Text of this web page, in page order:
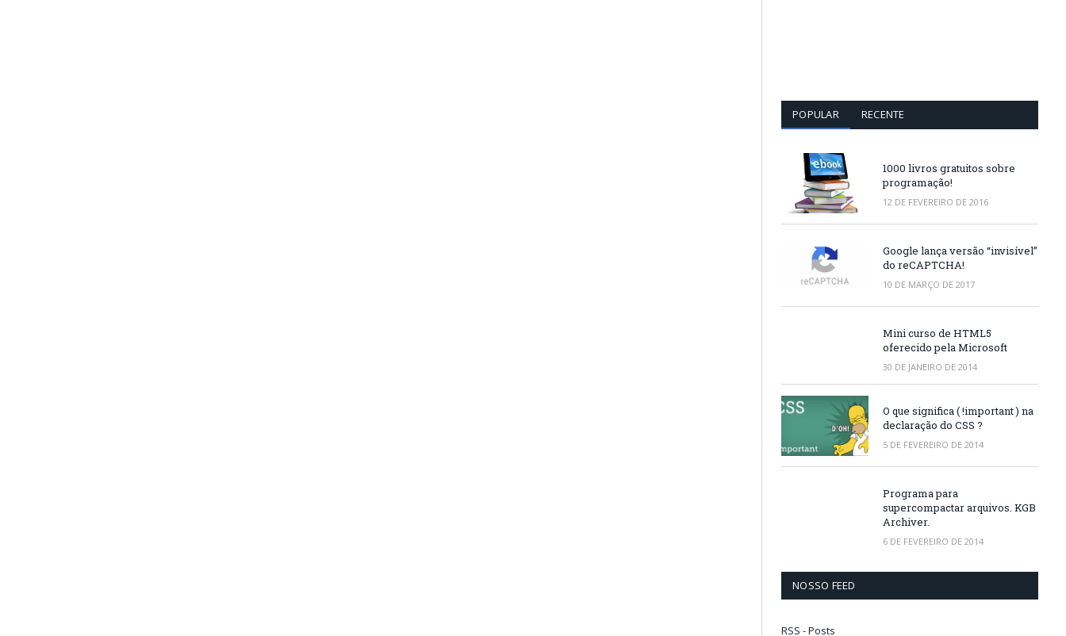
POPULAR RECENTE
1000 livros gratuitos sobre
programação!
12 DE FEVEREIRO DE 2016
Google lança versão “invisível”
do reCAPTCHA!
10 DE MARÇO DE 2017
Mini curso de HTML5
oferecido pela Microsoft
30 DE JANEIRO DE 2014
O que significa ( !important ) na
declaração do CSS ?
5 DE FEVEREIRO DE 2014
Programa para
supercompactar arquivos. KGB
Archiver.
6 DE FEVEREIRO DE 2014
NOSSO FEED
RSS - Posts